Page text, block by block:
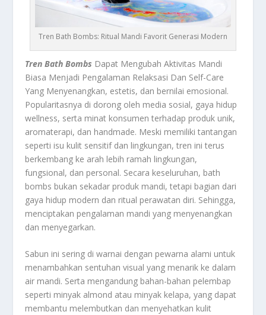
Tren Bath Bombs: Ritual Mandi Favorit Generasi Modern
Tren Bath Bombs Dapat Mengubah Aktivitas Mandi
Biasa Menjadi Pengalaman Relaksasi Dan Self-Care
Yang Menyenangkan, estetis, dan bernilai emosional.
Popularitasnya di dorong oleh media sosial, gaya hidup
wellness, serta minat konsumen terhadap produk unik,
aromaterapi, dan handmade. Meski memiliki tantangan
seperti isu kulit sensitif dan lingkungan, tren ini terus
berkembang ke arah lebih ramah lingkungan,
fungsional, dan personal. Secara keseluruhan, bath
bombs bukan sekadar produk mandi, tetapi bagian dari
gaya hidup modern dan ritual perawatan diri. Sehingga,
menciptakan pengalaman mandi yang menyenangkan
dan menyegarkan.
Sabun ini sering di warnai dengan pewarna alami untuk
menambahkan sentuhan visual yang menarik ke dalam
air mandi. Serta mengandung bahan-bahan pelembap
seperti minyak almond atau minyak kelapa, yang dapat
membantu melembutkan dan menyehatkan kulit